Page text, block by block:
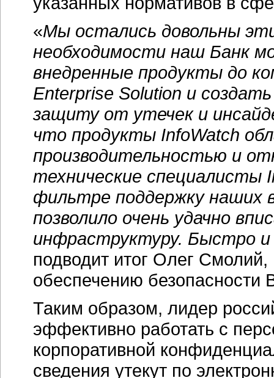
«Мы остались довольны
необходимости наш Банк
внедренные продукты до
Enterprise Solution и
защиту от утечек и
что продукты InfoWatch
производительностью и
технические специалисты
фильтре поддержку наших
позволило очень удачно
инфраструктуру. Быстро и
подводит итог Олег
обеспечению безопасности
Таким образом, лидер
эффективно работать с
корпоративной
сведения утекут по